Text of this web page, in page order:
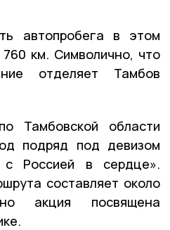
автопробега в этом
км. Символично, что
отделяет Тамбов
Тамбовской области
подряд под девизом
Россией в сердце».
составляет около
акция посвящена